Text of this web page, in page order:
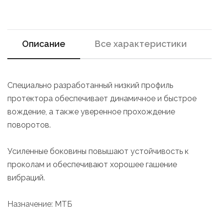
Описание Все характеристики
Специально разработанный низкий профиль
протектора обеспечивает динамичное и быстрое
вождение, а также уверенное прохождение
поворотов.
Усиленные боковины повышают устойчивость к
проколам и обеспечивают хорошее гашение
вибраций.
Назначение: МТБ